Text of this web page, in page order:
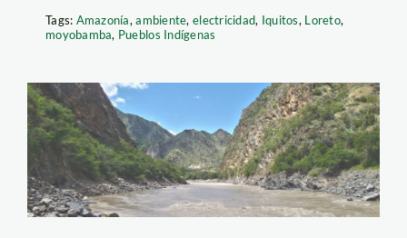
Tags: Amazonía,ambiente,electricidad, Iquitos, Loreto,
moyobamba, Pueblos Indígenas
chadín-2